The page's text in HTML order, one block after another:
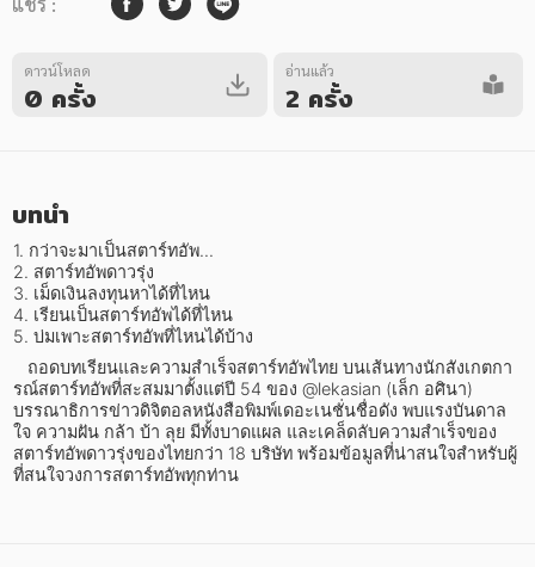
หมวดหมู่ยอดนิยม
หนังสือออกใหม่ หนังสือยอดนิยม หนังสือเช่า
หมวดหมู่หนังสือ
อาหาร สุขภาพ การแพทย์
ศิลปะ บันเทิง กีฬา ท่องเที่ยว
สังคม วัฒนธรรม การปกครอง ศาสนาและปรัชญา
ศาสนา และปรัชญา
กฎหมาย สัญญา ภาษี
ดาวน์โหลด
0 ครั้ง
อ่านแล้ว
2 ครั้ง
บทนำ
1. กว่าจะมาเป็นสตาร์ทอัพ...
2. สตาร์ทอัพดาวรุ่ง
3. เม็ดเงินลงทุนหาได้ที่ไหน
4. เรียนเป็นสตาร์ทอัพได้ที่ไหน
5. บ่มเพาะสตาร์ทอัพที่ไหนได้บ้าง
รณ์สตาร์ทอัพที่สะสมมาตั้งแต่ปี 54 ของ @lekasian (เล็ก อศินา)
บรรณาธิการข่าวดิจิตอลหนังสือพิมพ์เดอะเนชั่นชื่อดัง พบแรงบันดาล
ใจ ความฝัน กล้า บ้า ลุย มีทั้งบาดแผล และเคล็ดลับความสำเร็จของ
สตาร์ทอัพดาวรุ่งของไทยกว่า 18 บริษัท พร้อมข้อมูลที่น่าสนใจสำหรับผู้
ที่สนใจวงการสตาร์ทอัพทุกท่าน